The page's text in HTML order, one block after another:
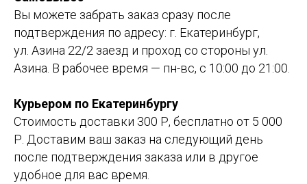
Вы можете забрать заказ сразу после
подтверждения по адресу: г. Екатеринбург,
ул. Азина 22/2 заезд и проход со стороны ул.
Азина. В рабочее время — пн-вс, с 10:00 до 21:00.
Курьером по Екатеринбургу
Стоимость доставки 300 Р, бесплатно от 5 000
Р. Доставим ваш заказ на следующий день
после подтверждения заказа или в другое
удобное для вас время.